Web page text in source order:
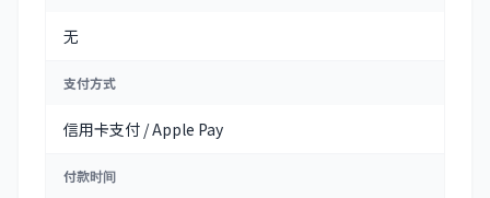
无
支付方式
信用卡支付 / Apple Pay
付款时间